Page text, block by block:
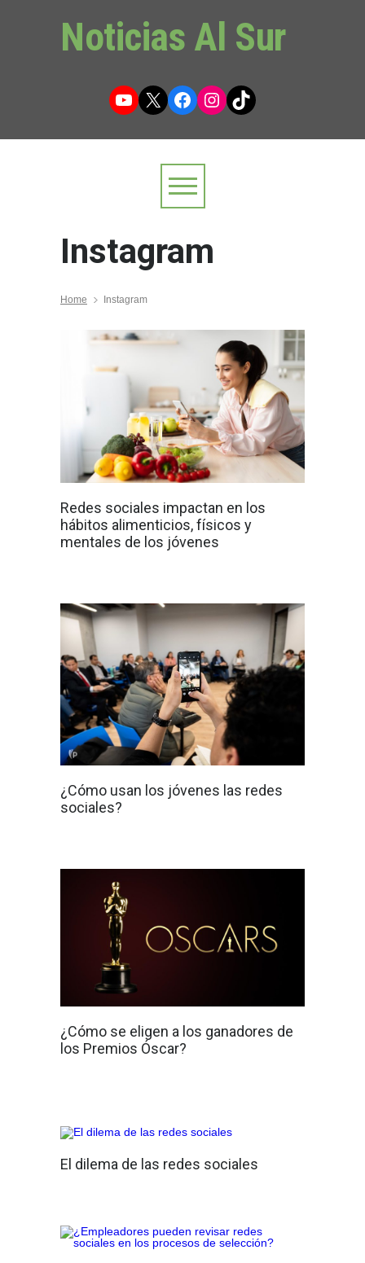
Noticias Al Sur
YouTube
X Facebook
Instagram
TikTok
Instagram
Home Instagram
Redes sociales impactan en los
hábitos alimenticios, físicos y
mentales de los jóvenes
¿Cómo usan los jóvenes las redes
sociales?
¿Cómo se eligen a los ganadores de
los Premios Óscar?
El dilema de las redes sociales